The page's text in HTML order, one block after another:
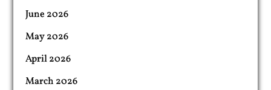
June 2026
May 2026
April 2026
March 2026